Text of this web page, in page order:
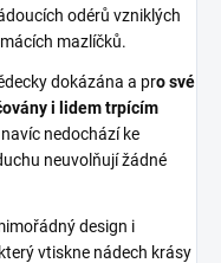
odérů vzniklých
mazlíčků.
dokázána a pro své
i lidem trpícím
nedochází ke
neuvolňují žádné
design i
vtiskne nádech krásy